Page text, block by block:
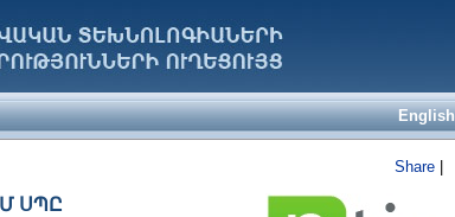
English
Share
ՍՊԸ